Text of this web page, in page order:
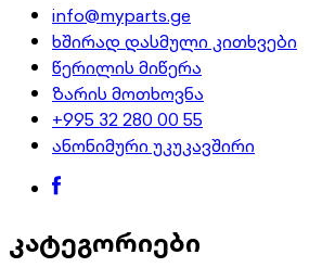
info@myparts.ge
ხშირად დასმული კითხვები
წერილის მიწერა
ზარის მოთხოვნა
+995 32 280 00 55
ანონიმური უკუკავშირი
კატეგორიები